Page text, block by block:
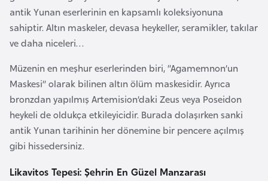
antik Yunan eserlerinin en kapsamlı koleksiyonuna
sahiptir. Altın maskeler, devasa heykeller, seramikler, takılar
ve daha niceleri…
Müzenin en meşhur eserlerinden biri, “Agamemnon’un
Maskesi” olarak bilinen altın ölüm maskesidir. Ayrıca
bronzdan yapılmış Artemision’daki Zeus veya Poseidon
heykeli de oldukça etkileyicidir. Burada dolaşırken sanki
antik Yunan tarihinin her dönemine bir pencere açılmış
gibi hissedersiniz.
Likavitos Tepesi: Şehrin En Güzel Manzarası
r
i
y
t
i
C
e
a